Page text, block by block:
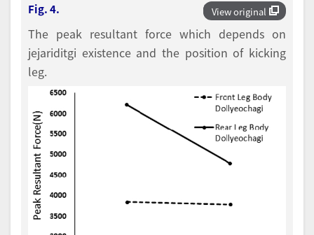
View original
Fig. 4.
The peak resultant force which depends on
jejariditgi existence and the position of kicking
leg.